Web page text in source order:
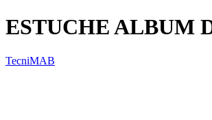
ESTUCHE ALBUM
TecniMAB